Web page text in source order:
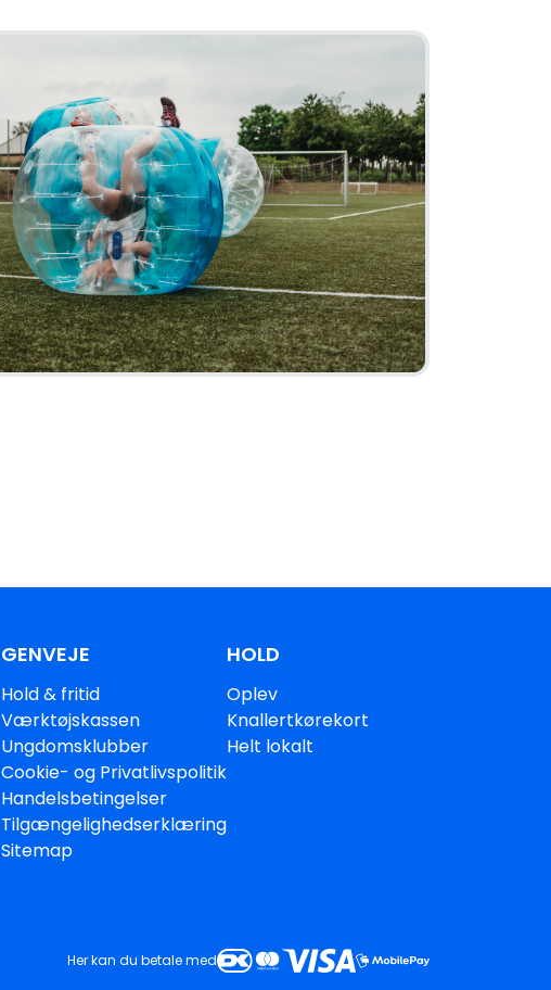
GENVEJE
Hold & fritid
Værktøjskassen
Ungdomsklubber
Cookie- og Privatlivspolitik
Handelsbetingelser
Tilgængelighedserklæring
Sitemap
HOLD
Oplev
Knallertkørekort
Helt lokalt
Her kan du betale med